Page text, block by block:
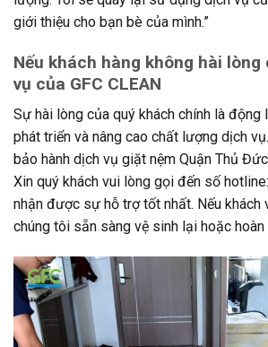
giới thiệu cho bạn bè của mình.”
Nếu khách hàng không hài
vụ của GFC CLEAN
Sự hài lòng của quý khách chính là động
phát triển và nâng cao chất lượng dịch
bảo hành dịch vụ giặt nệm Quận Thủ
Xin quý khách vui lòng gọi đến số
nhận được sự hỗ trợ tốt nhất. Nếu khách
chúng tôi sẵn sàng vệ sinh lại hoặc hoàn